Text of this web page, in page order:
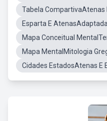
Tabela CompartivaAtenas
Esparta E AtenasAdaptada
Mapa Conceitual
Mapa MentalMitologia
Cidades EstadosAtenas E